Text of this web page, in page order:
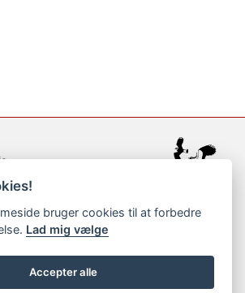
2023
bruger cookies til at forbedre
Lad mig vælge
Accepter alle